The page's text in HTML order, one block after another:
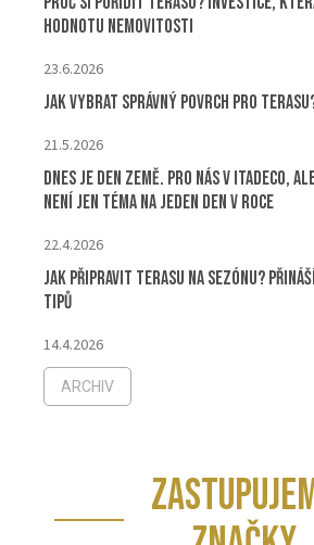
hodnotu nemovitosti
23.6.2026
Jak vybrat správný povrch pro
21.5.2026
Dnes je Den Země. Pro nás v
není jen téma na jeden den v roce
22.4.2026
Jak připravit terasu na sezónu?
tipů
14.4.2026
ARCHIV